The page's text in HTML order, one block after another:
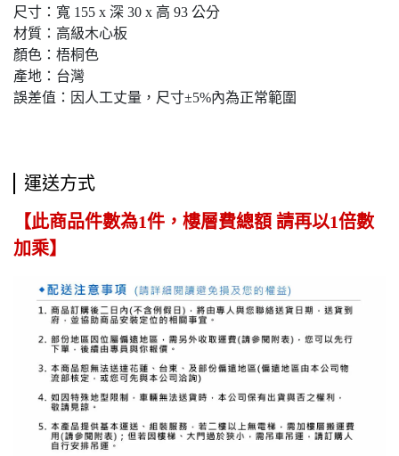
尺寸：寬 155 x 深 30 x 高 93 公分
材質：高級木心板
顏色：梧桐色
產地：台灣
誤差值：因人工丈量，尺寸±5%內為正常範圍
運送方式
【此商品件數為1件，樓層費總額 請再以1倍數
加乘】